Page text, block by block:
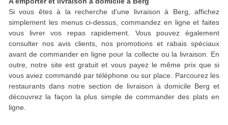
Si vous êtes à la recherche d'une livraison à Berg, affichez
simplement les menus ci-dessus, commandez en ligne et faites
vous livrer vos repas rapidement. Vous pouvez également
consulter nos avis clients, nos promotions et rabais spéciaux
avant de commander en ligne pour la collecte ou la livraison. En
outre, notre site est gratuit et vous payez le même prix que si
vous aviez commandé par téléphone ou sur place. Parcourez les
restaurants dans notre section de livraison à domicile Berg et
découvrez la façon la plus simple de commander des plats en
ligne.